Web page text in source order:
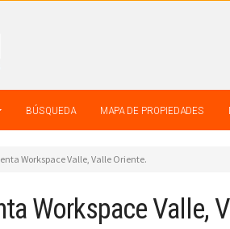
BÚSQUEDA MAPA DE PROPIEDADES
Workspace Valle, Valle Oriente.
Workspace Valle,